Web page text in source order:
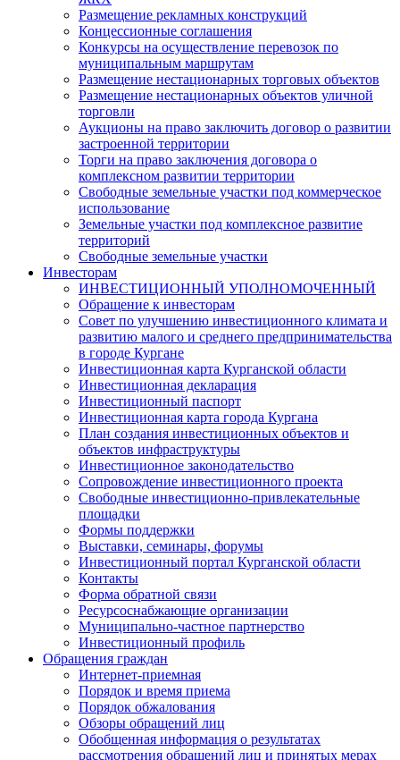
Размещение рекламных конструкций
Концессионные соглашения
Конкурсы на осуществление перевозок по
муниципальным маршрутам
Размещение нестационарных торговых объектов
Размещение нестационарных объектов уличной
торговли
Аукционы на право заключить договор о развитии
застроенной территории
Торги на право заключения договора о
комплексном развитии территории
Свободные земельные участки под коммерческое
использование
Земельные участки под комплексное развитие
территорий
Свободные земельные участки
Инвесторам
ИНВЕСТИЦИОННЫЙ УПОЛНОМОЧЕННЫЙ
Обращение к инвесторам
Совет по улучшению инвестиционного климата и
развитию малого и среднего предпринимательства
в городе Кургане
Инвестиционная карта Курганской области
Инвестиционная декларация
Инвестиционный паспорт
Инвестиционная карта города Кургана
План создания инвестиционных объектов и
объектов инфраструктуры
Инвестиционное законодательство
Сопровождение инвестиционного проекта
Свободные инвестиционно-привлекательные
площадки
Формы поддержки
Выставки, семинары, форумы
Инвестиционный портал Курганской области
Контакты
Форма обратной связи
Ресурсоснабжающие организации
Муниципально-частное партнерство
Инвестиционный профиль
Обращения граждан
Интернет-приемная
Порядок и время приема
Порядок обжалования
Обзоры обращений лиц
Обобщенная информация о результатах
рассмотрения обращений лиц и принятых мерах